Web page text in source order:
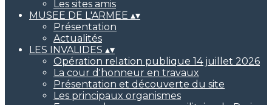
Les sites amis
MUSEE DE L'ARMEE ▴▾
Présentation
Actualités
LES INVALIDES ▴▾
Opération relation publique 14 juillet 2026
La cour d'honneur en travaux
Présentation et découverte du site
Les principaux organismes